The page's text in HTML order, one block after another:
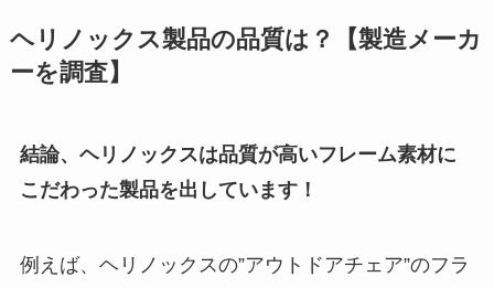
ヘリノックス製品の品質は？【製造メーカ
ーを調査】
結論、ヘリノックスは品質が高いフレーム素材に
こだわった製品を出しています！
例えば、ヘリノックスの”アウトドアチェア”のフラ